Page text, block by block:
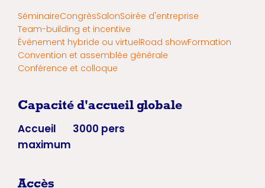
SéminaireCongrèsSalonSoirée d'entreprise
Team-building et incentive
Événement hybride ou virtuelRoad showFormation
Convention et assemblée générale
Conférence et colloque
Capacité d'accueil globale
Accueil
maximum
3000 pers
Accès